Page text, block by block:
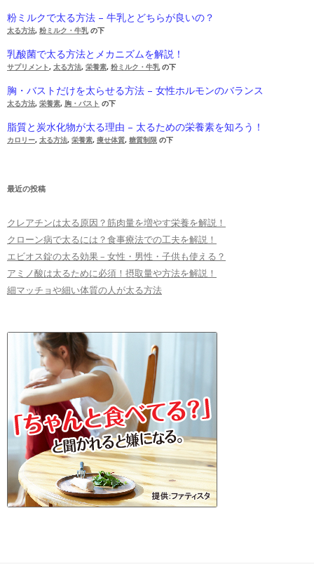
粉ミルクで太る方法 – 牛乳とどちらが良いの？
太る方法, 粉ミルク・牛乳の下
乳酸菌で太る方法とメカニズムを解説！
サプリメント, 太る方法, 栄養素, 粉ミルク・牛乳の下
胸・バストだけを太らせる方法 – 女性ホルモンのバランス
太る方法, 栄養素, 胸・バスト の下
脂質と炭水化物が太る理由 – 太るための栄養素を知ろう！
カロリー, 太る方法, 栄養素, 痩せ体質, 糖質制限 の下
最近の投稿
クレアチンは太る原因？筋肉量を増やす栄養を解説！
クローン病で太るには？食事療法での工夫を解説！
エビオス錠の太る効果 – 女性・男性・子供も使える？
アミノ酸は太るために必須！摂取量や方法を解説！
細マッチョや細い体質の人が太る方法